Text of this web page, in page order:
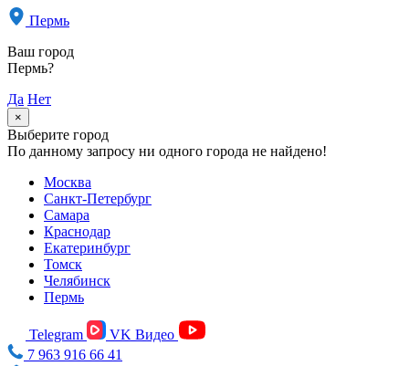
Пермь
Ваш город
Пермь?
Да Нет
×
Выберите город
По данному запросу ни одного города не найдено!
Москва
Санкт-Петербург
Самара
Краснодар
Екатеринбург
Томск
Челябинск
Пермь
Telegram
VK Видео
7 963 916 66 41